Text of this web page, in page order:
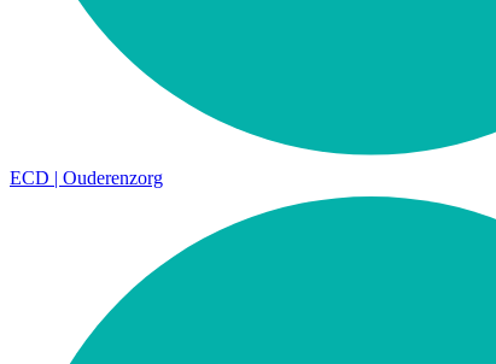
ECD | Ouderenzorg